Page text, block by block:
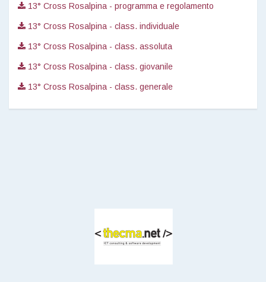
13° Cross Rosalpina - programma e regolamento
13° Cross Rosalpina - class. individuale
13° Cross Rosalpina - class. assoluta
13° Cross Rosalpina - class. giovanile
13° Cross Rosalpina - class. generale